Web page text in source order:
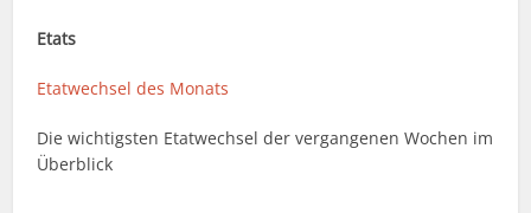
Etats
Etatwechsel des Monats
Die wichtigsten Etatwechsel der vergangenen Wochen im
Überblick